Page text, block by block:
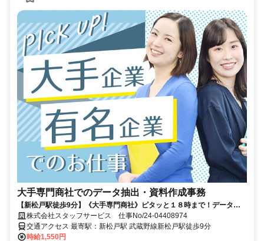
大手専門商社でのデータ抽出・資料作成事務
【新松戸駅徒歩9分】《大手専門商社》ピタッと１８時まで！データ入
力がメイン★ 直接雇用実績あり！
株式会社スタッフサービス 仕事No/24-04408974
交通アクセス 最寄駅：新松戸駅 武蔵野線新松戸駅徒歩9分
時給1,550円